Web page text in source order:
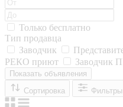
Только бесплатно
Тип продавца
Заводчик
РЕКО приют
Заводчик
Показать объявления
Сортировка
Фильтры